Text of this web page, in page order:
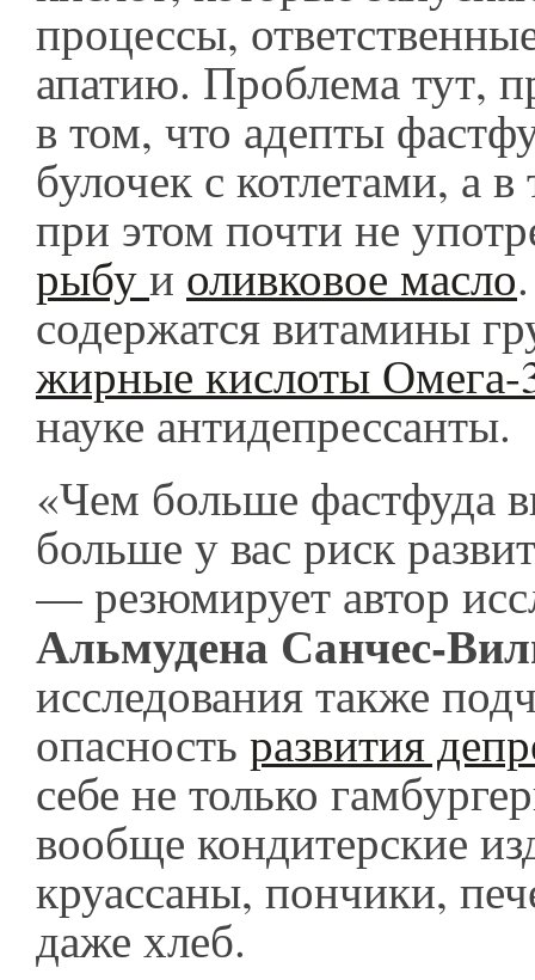
процессы,
апатию. Проблема тут,
в том, что адепты
булочек с котлетами, а
при этом почти не
рыбуи оливковое масло
содержатся витамины
жирные кислоты Омега-
науке антидепрессанты.
«Чем больше фастфуда
больше у вас риск
— резюмирует автор
Альмудена Санчес-
исследования также
опасность развития
себе не только
вообще кондитерские
круассаны, пончики,
даже хлеб.